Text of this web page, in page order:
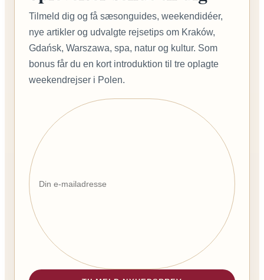
Tilmeld dig og få sæsonguides, weekendidéer,
nye artikler og udvalgte rejsetips om Kraków,
Gdańsk, Warszawa, spa, natur og kultur. Som
bonus får du en kort introduktion til tre oplagte
weekendrejser i Polen.